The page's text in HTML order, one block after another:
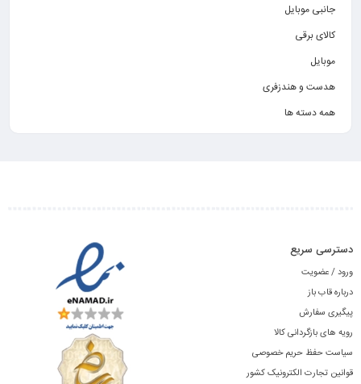
جانبی موبایل
کالای برقی
موبایل
هدست و هندزفری
همه دسته ها
دسترسی سریع
ورود / عضویت
درباره قاب باز
پیگیری سفارش
رویه های بازگردانی کالا
سیاست حفظ حریم خصوصی
قوانین تجارت الکترونیک کشور